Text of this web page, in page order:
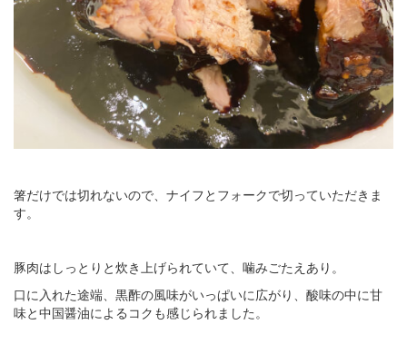
箸だけでは切れないので、ナイフとフォークで切っていただきま
す。
豚肉はしっとりと炊き上げられていて、噛みごたえあり。
口に入れた途端、黒酢の風味がいっぱいに広がり、酸味の中に甘
味と中国醤油によるコクも感じられました。